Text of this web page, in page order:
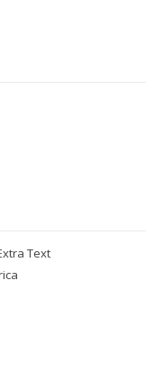
Text